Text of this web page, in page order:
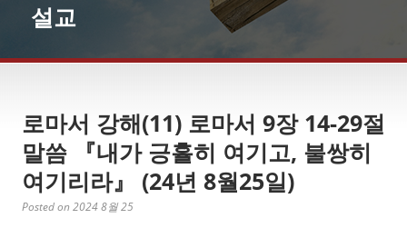
설교
로마서 강해(11) 로마서 9장 14-29절
말씀 『내가 긍휼히 여기고, 불쌍히
여기리라』 (24년 8월25일)
Posted on 2024 8월 25